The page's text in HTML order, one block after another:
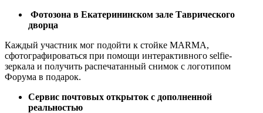
Фотозона в Екатерининском зале Таврического
дворца
Каждый участник мог подойти к стойке MARMA,
сфотографироваться при помощи интерактивного selfie-
зеркала и получить распечатанный снимок с логотипом
Форума в подарок.
Сервис почтовых открыток с дополненной
реальностью